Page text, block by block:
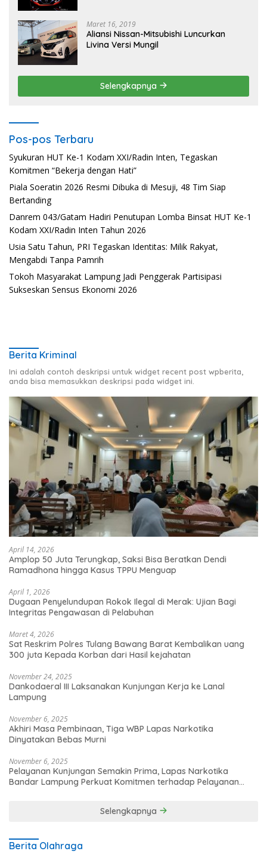
Maret 16, 2019
Aliansi Nissan-Mitsubishi Luncurkan
Livina Versi Mungil
Selengkapnya
Pos-pos Terbaru
Syukuran HUT Ke-1 Kodam XXI/Radin Inten, Tegaskan
Komitmen “Bekerja dengan Hati”
Piala Soeratin 2026 Resmi Dibuka di Mesuji, 48 Tim Siap
Bertanding
Danrem 043/Gatam Hadiri Penutupan Lomba Binsat HUT Ke-1
Kodam XXI/Radin Inten Tahun 2026
Usia Satu Tahun, PRI Tegaskan Identitas: Milik Rakyat,
Mengabdi Tanpa Pamrih
Tokoh Masyarakat Lampung Jadi Penggerak Partisipasi
Sukseskan Sensus Ekonomi 2026
Berita Kriminal
Ini adalah contoh deskripsi untuk widget recent post wpberita,
anda bisa memasukkan deskripsi pada widget ini.
April 14, 2026
Amplop 50 Juta Terungkap, Saksi Bisa Beratkan Dendi
Ramadhona hingga Kasus TPPU Menguap
April 1, 2026
Dugaan Penyelundupan Rokok Ilegal di Merak: Ujian Bagi
Integritas Pengawasan di Pelabuhan
Maret 4, 2026
Sat Reskrim Polres Tulang Bawang Barat Kembalikan uang
300 juta Kepada Korban dari Hasil kejahatan
November 24, 2025
Dankodaeral III Laksanakan Kunjungan Kerja ke Lanal
Lampung
November 6, 2025
Akhiri Masa Pembinaan, Tiga WBP Lapas Narkotika
Dinyatakan Bebas Murni
November 6, 2025
Pelayanan Kunjungan Semakin Prima, Lapas Narkotika
Bandar Lampung Perkuat Komitmen terhadap Pelayanan
Selengkapnya
Berita Olahraga